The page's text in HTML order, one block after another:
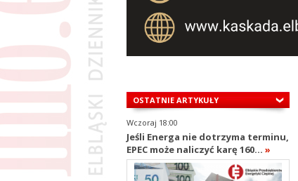
OSTATNIE ARTYKUŁY
Wczoraj 18:00
Jeśli Energa nie dotrzyma terminu,
EPEC może naliczyć karę 160... »